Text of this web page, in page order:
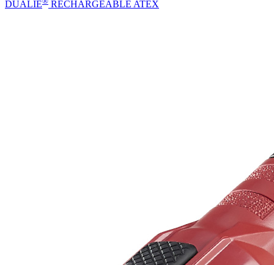
DUALIE RECHARGEABLE ATEX